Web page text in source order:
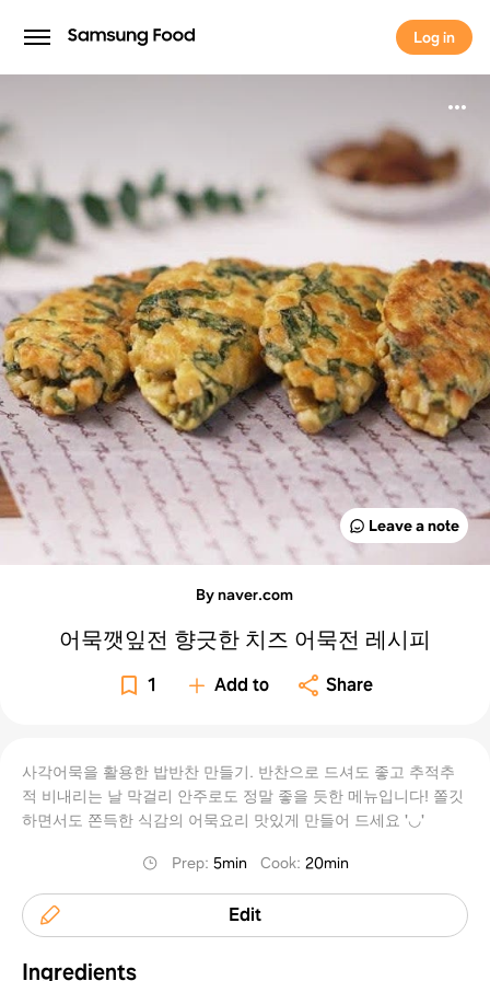
Log in
Log in
Leave a note
By naver.com
어묵깻잎전 향긋한 치즈 어묵전 레시피
1 Add to Share
사각어묵을 활용한 밥반찬 만들기. 반찬으로 드셔도 좋고 추적추
적 비내리는 날 막걸리 안주로도 정말 좋을 듯한 메뉴입니다! 쫄깃
하면서도 쫀득한 식감의 어묵요리 맛있게 만들어 드세요 '◡'
Prep: 5min Cook: 20min
Edit
Ingredients